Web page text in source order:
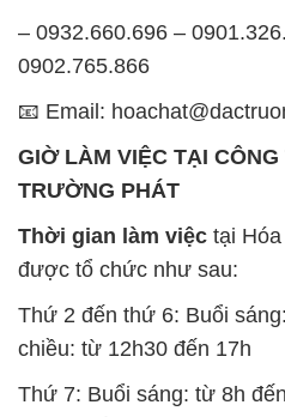
– 0932.660.696 –
0902.765.866
📧 Email:
GIỜ LÀM VIỆC TẠI
TRƯỜNG PHÁT
Thời gian làm việc tại
được tổ chức như sau:
Thứ 2 đến thứ 6: Buổi
chiều: từ 12h30 đến 17h
Thứ 7: Buổi sáng: từ 8h